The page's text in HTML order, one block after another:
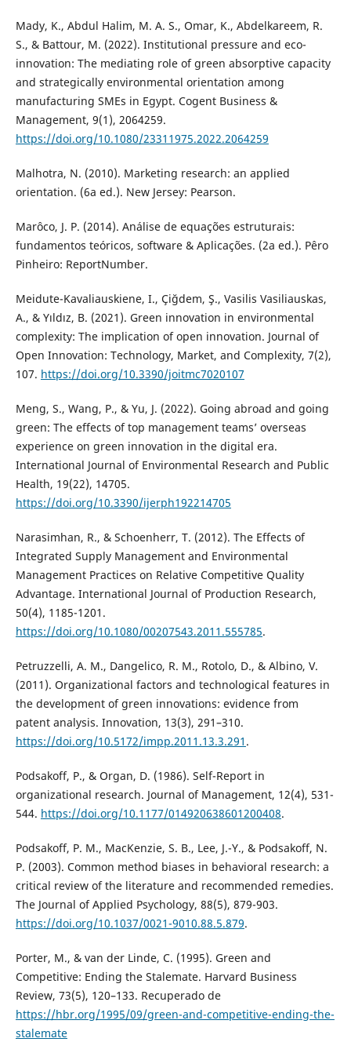
Mady, K., Abdul Halim, M. A. S., Omar, K., Abdelkareem, R.
S., & Battour, M. (2022). Institutional pressure and eco-
innovation: The mediating role of green absorptive capacity
and strategically environmental orientation among
manufacturing SMEs in Egypt. Cogent Business &
Management, 9(1), 2064259.
https://doi.org/10.1080/23311975.2022.2064259
Malhotra, N. (2010). Marketing research: an applied
orientation. (6a ed.). New Jersey: Pearson.
Marôco, J. P. (2014). Análise de equações estruturais:
fundamentos teóricos, software & Aplicações. (2a ed.). Pêro
Pinheiro: ReportNumber.
Meidute-Kavaliauskiene, I., Çiğdem, Ş., Vasilis Vasiliauskas,
A., & Yıldız, B. (2021). Green innovation in environmental
complexity: The implication of open innovation. Journal of
Open Innovation: Technology, Market, and Complexity, 7(2),
107. https://doi.org/10.3390/joitmc7020107
Meng, S., Wang, P., & Yu, J. (2022). Going abroad and going
green: The effects of top management teams’ overseas
experience on green innovation in the digital era.
International Journal of Environmental Research and Public
Health, 19(22), 14705.
https://doi.org/10.3390/ijerph192214705
Narasimhan, R., & Schoenherr, T. (2012). The Effects of
Integrated Supply Management and Environmental
Management Practices on Relative Competitive Quality
Advantage. International Journal of Production Research,
50(4), 1185-1201.
https://doi.org/10.1080/00207543.2011.555785.
Petruzzelli, A. M., Dangelico, R. M., Rotolo, D., & Albino, V.
(2011). Organizational factors and technological features in
the development of green innovations: evidence from
patent analysis. Innovation, 13(3), 291–310.
https://doi.org/10.5172/impp.2011.13.3.291 .
Podsakoff, P., & Organ, D. (1986). Self-Report in
organizational research. Journal of Management, 12(4), 531-
544. https://doi.org/10.1177/014920638601200408.
Podsakoff, P. M., MacKenzie, S. B., Lee, J.-Y., & Podsakoff, N.
P. (2003). Common method biases in behavioral research: a
critical review of the literature and recommended remedies.
The Journal of Applied Psychology, 88(5), 879-903.
https://doi.org/10.1037/0021-9010.88.5.879.
Porter, M., & van der Linde, C. (1995). Green and
Competitive: Ending the Stalemate. Harvard Business
Review, 73(5), 120–133. Recuperado de
https://hbr.org/1995/09/green-and-competitive-ending-the-
stalemate